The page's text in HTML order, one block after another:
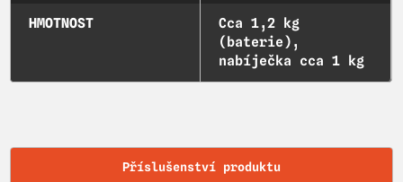
HMOTNOST
Cca 1,2 kg
(baterie),
nabíječka cca 1 kg
Příslušenství produktu